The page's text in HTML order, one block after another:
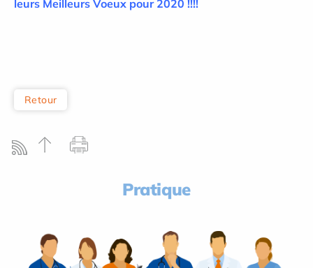
leurs Meilleurs Voeux pour 2020 !!!!
Retour
Pratique